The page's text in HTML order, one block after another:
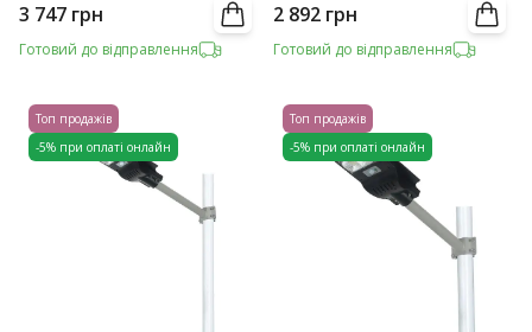
3 747 грн
Готовий до відправлення
2 892 грн
Готовий до відправлення
Топ продажів
-5% при оплаті онлайн
Топ продажів
-5% при оплаті онлайн